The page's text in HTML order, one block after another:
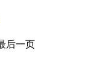
后一页